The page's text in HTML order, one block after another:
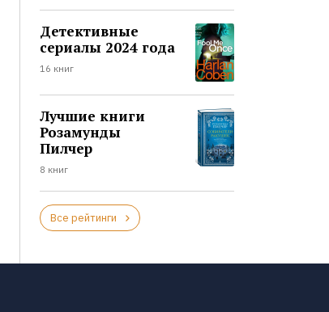
Детективные
сериалы 2024 года
16 книг
Лучшие книги
Розамунды
Пилчер
8 книг
Все рейтинги